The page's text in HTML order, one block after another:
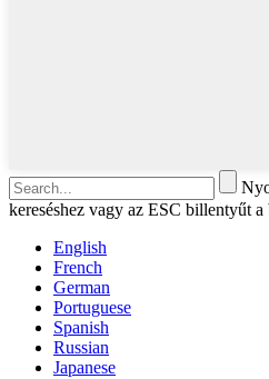
kereséshez vagy az ESC billentyűt a
English
French
German
Portuguese
Spanish
Russian
Japanese